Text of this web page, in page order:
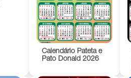
Calendário Pateta e
Pato Donald 2026